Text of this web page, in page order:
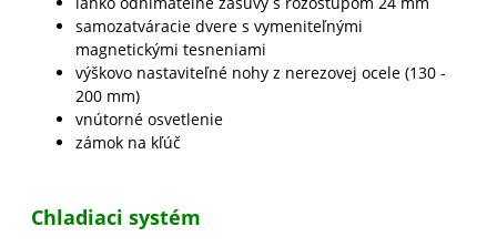
samozatváracie dvere s vymeniteľnými
magnetickými tesneniami
výškovo nastaviteľné nohy z nerezovej ocele (130 -
200 mm)
vnútorné osvetlenie
zámok na kľúč
Chladiaci systém